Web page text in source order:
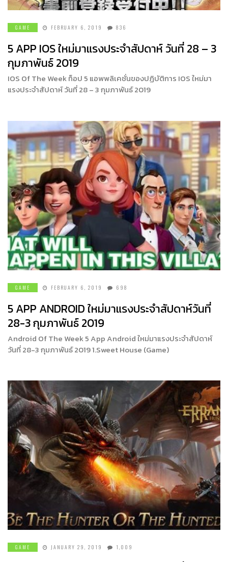
GAME FEBRUARY 6, 2019 836
5 APP IOS ใหม่มาแรงประจำสัปดาห์ วันที่ 28 – 3
กุมภาพันธ์ 2019
IOS Of The Week ท็อป 5 แอพพลิเคชั่นของปฏิบัติการ IOS ใหม่มา
แรงประจำสัปดาห์ วันที่ 28 – 3 กุมภาพันธ์ 2019
GAME FEBRUARY 6, 2019 698
5 APP ANDROID ใหม่มาแรงประจำสัปดาห์วันที่
28-3 กุมภาพันธ์ 2019
Android Of The Week 5 App Android ใหม่มาแรงประจำสัปดาห์
วันที่ 28-3 กุมภาพันธ์ 2019 1.Sweet House (Game)
GAME JANUARY 29, 2019 1,009